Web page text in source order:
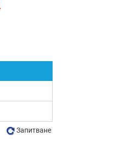
Запитване